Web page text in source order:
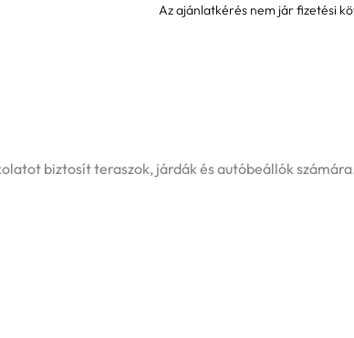
Az ajánlatkérés nem jár fizetési
biztosít teraszok, járdák és autóbeállók